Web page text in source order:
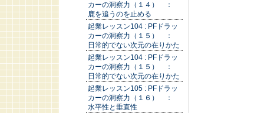
カーの洞察力（１４） ：
鹿を追うのを止める
起業レッスン104 : PFドラッ
カーの洞察力（１５） ：
日常的でない次元の在りかた
起業レッスン104 : PFドラッ
カーの洞察力（１５） ：
日常的でない次元の在りかた
起業レッスン105 : PFドラッ
カーの洞察力（１６） ：
水平性と垂直性